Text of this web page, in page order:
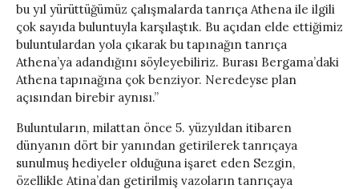
bu yıl yürüttüğümüz çalışmalarda tanrıça Athena ile ilgili
çok sayıda buluntuyla karşılaştık. Bu açıdan elde ettiğimiz
buluntulardan yola çıkarak bu tapınağın tanrıça
Athena’ya adandığını söyleyebiliriz. Burası Bergama’daki
Athena tapınağına çok benziyor. Neredeyse plan
açısından birebir aynısı.”
Buluntuların, milattan önce 5. yüzyıldan itibaren
dünyanın dört bir yanından getirilerek tanrıçaya
sunulmuş hediyeler olduğuna işaret eden Sezgin,
özellikle Atina’dan getirilmiş vazoların tanrıçaya